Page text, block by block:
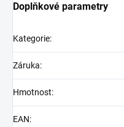
Doplňkové parametry
Kategorie:
Záruka:
Hmotnost:
EAN: